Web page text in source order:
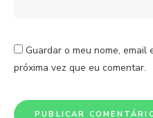
Guardar o meu nome,
próxima vez que eu comentar.